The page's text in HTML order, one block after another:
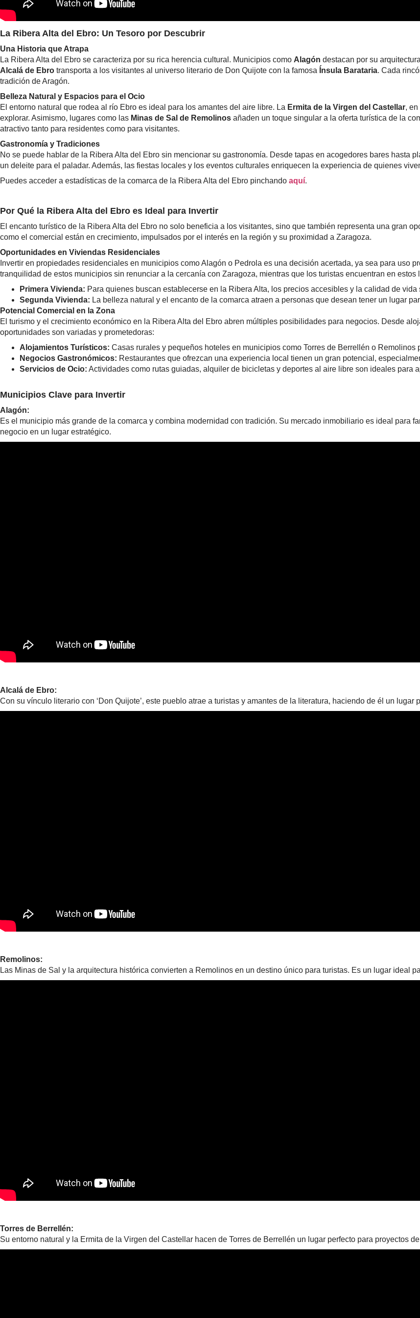
La Ribera Alta del Ebro: Un Tesoro por Descubrir
Una Historia que Atrapa
La Ribera Alta del Ebro se caracteriza por su rica herencia cultural. Municipios como Alagón destacan por su
Alcalá de Ebro transporta a los visitantes al universo literario de Don Quijote con la famosa Ínsula Barataria. Cada
tradición de Aragón.
Belleza Natural y Espacios para el Ocio
El entorno natural que rodea al río Ebro es ideal para los amantes del aire libre. La Ermita de la Virgen del Castellar,
explorar. Asimismo, lugares como las Minas de Sal de Remolinos añaden un toque singular a la oferta turística de la
atractivo tanto para residentes como para visitantes.
Gastronomía y Tradiciones
No se puede hablar de la Ribera Alta del Ebro sin mencionar su gastronomía. Desde tapas en acogedores bares hasta
un deleite para el paladar. Además, las fiestas locales y los eventos culturales enriquecen la experiencia de quienes
Puedes acceder a estadísticas de la comarca de la Ribera Alta del Ebro pinchando aquí.
Por Qué la Ribera Alta del Ebro es Ideal para Invertir
El encanto turístico de la Ribera Alta del Ebro no solo beneficia a los visitantes, sino que también representa una gran
como el comercial están en crecimiento, impulsados por el interés en la región y su proximidad a Zaragoza.
Oportunidades en Viviendas Residenciales
Invertir en propiedades residenciales en municipios como Alagón o Pedrola es una decisión acertada, ya sea para uso
tranquilidad de estos municipios sin renunciar a la cercanía con Zaragoza, mientras que los turistas encuentran en
Primera Vivienda: Para quienes buscan establecerse en la Ribera Alta, los precios accesibles y la calidad de vida
Segunda Vivienda: La belleza natural y el encanto de la comarca atraen a personas que desean tener un lugar
Potencial Comercial en la Zona
El turismo y el crecimiento económico en la Ribera Alta del Ebro abren múltiples posibilidades para negocios. Desde
oportunidades son variadas y prometedoras:
Alojamientos Turísticos: Casas rurales y pequeños hoteles en municipios como Torres de Berrellén o Remolinos
Negocios Gastronómicos: Restaurantes que ofrezcan una experiencia local tienen un gran potencial,
Servicios de Ocio: Actividades como rutas guiadas, alquiler de bicicletas y deportes al aire libre son ideales para
Municipios Clave para Invertir
Alagón:
Es el municipio más grande de la comarca y combina modernidad con tradición. Su mercado inmobiliario es ideal para
negocio en un lugar estratégico.
Alcalá de Ebro:
Con su vínculo literario con ‘Don Quijote’, este pueblo atrae a turistas y amantes de la literatura, haciendo de él un
Remolinos:
Las Minas de Sal y la arquitectura histórica convierten a Remolinos en un destino único para turistas. Es un lugar ideal
Torres de Berrellén:
Su entorno natural y la Ermita de la Virgen del Castellar hacen de Torres de Berrellén un lugar perfecto para proyectos